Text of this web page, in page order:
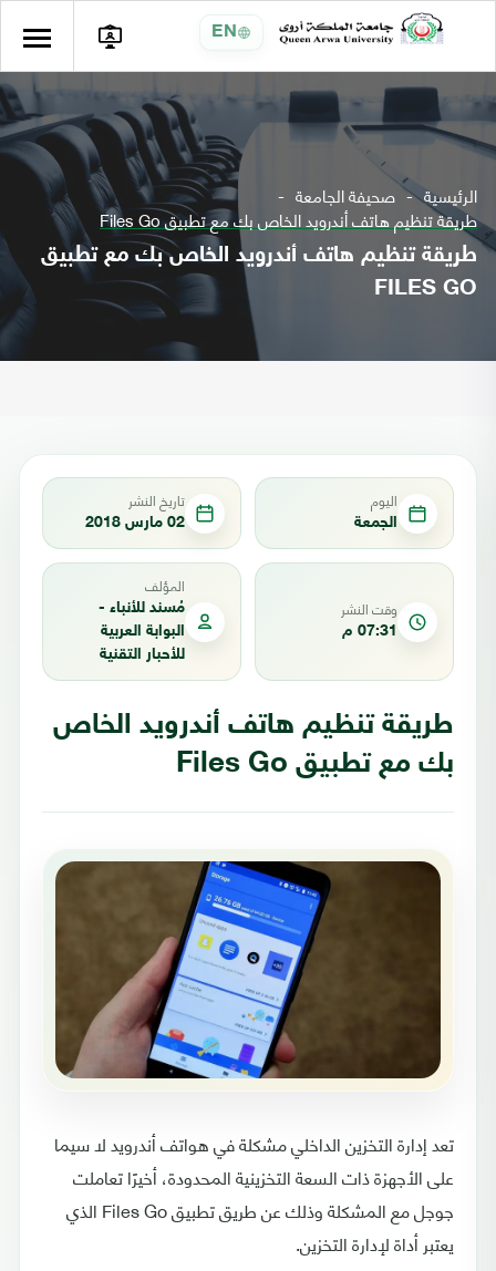
EN
الرئيسية صحيفة الجامعة
طريقة تنظيم هاتف أندرويد الخاص بك مع تطبيق Files Go
طريقة تنظيم هاتف أندرويد الخاص بك مع تطبيق
FILES GO
اليوم
الجمعة
تاريخ النشر
02 مارس 2018
وقت النشر
07:31 م
المؤلف
مُسند للأنباء -
البوابة العربية
للأحبار التقنية
طريقة تنظيم هاتف أندرويد الخاص
بك مع تطبيق Files Go
تعد إدارة التخزين الداخلي مشكلة في هواتف أندرويد لا سيما
على الأجهزة ذات السعة التخزينية المحدودة، أخيرًا تعاملت
جوجل مع المشكلة وذلك عن طريق تطبيق Files Go الذي
يعتبر أداة لإدارة التخزين.